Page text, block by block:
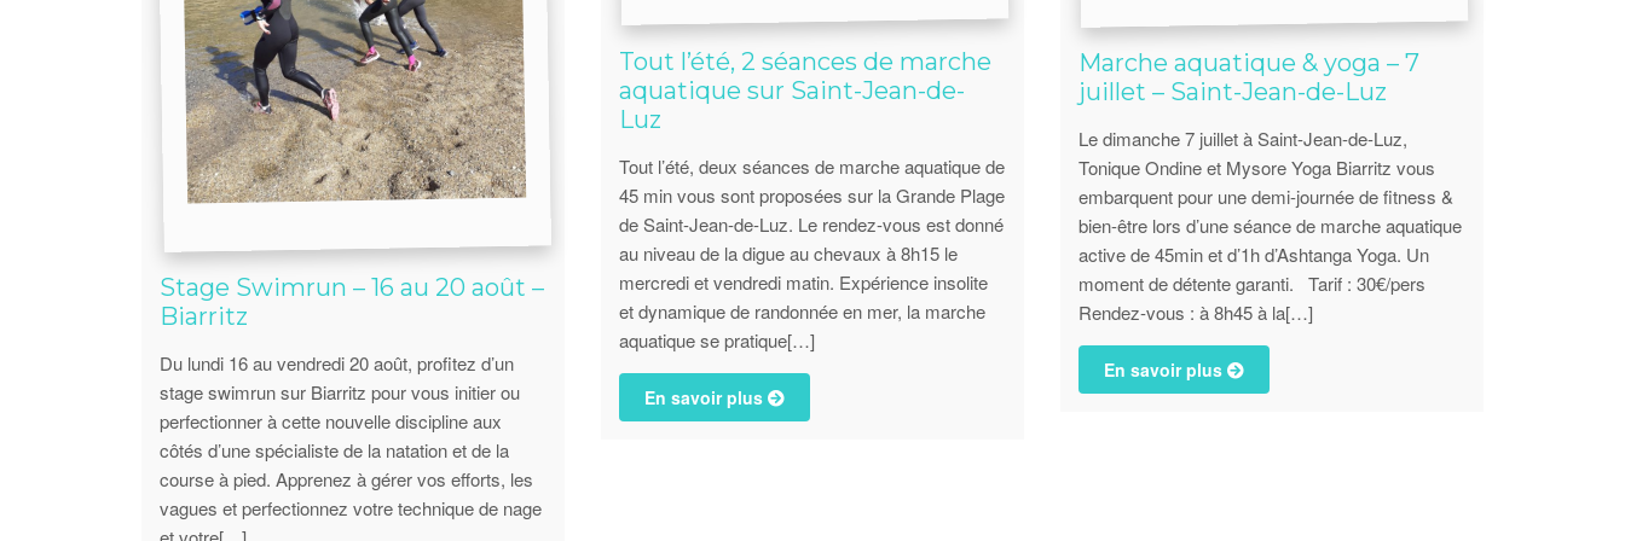
Stage Swimrun – 16 au 20 août –
Biarritz
Du lundi 16 au vendredi 20 août, profitez d’un
stage swimrun sur Biarritz pour vous initier ou
perfectionner à cette nouvelle discipline aux
côtés d’une spécialiste de la natation et de la
course à pied. Apprenez à gérer vos efforts, les
vagues et perfectionnez votre technique de nage
Tout l’été, 2 séances de marche
aquatique sur Saint-Jean-de-
Luz
Tout l’été, deux séances de marche aquatique de
45 min vous sont proposées sur la Grande Plage
de Saint-Jean-de-Luz. Le rendez-vous est donné
au niveau de la digue au chevaux à 8h15 le
mercredi et vendredi matin. Expérience insolite
et dynamique de randonnée en mer, la marche
aquatique se pratique[…]
En savoir plus
Marche aquatique & yoga – 7
juillet – Saint-Jean-de-Luz
Le dimanche 7 juillet à Saint-Jean-de-Luz,
Tonique Ondine et Mysore Yoga Biarritz vous
embarquent pour une demi-journée de fitness &
bien-être lors d’une séance de marche aquatique
active de 45min et d’1h d’Ashtanga Yoga. Un
moment de détente garanti. Tarif : 30€/pers
Rendez-vous : à 8h45 à la[…]
En savoir plus